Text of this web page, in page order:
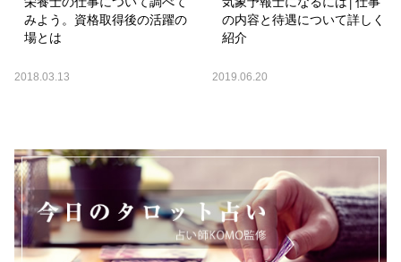
みよう。資格取得後の活躍の
場とは
2018.03.13
の内容と待遇について詳しく
紹介
2019.06.20